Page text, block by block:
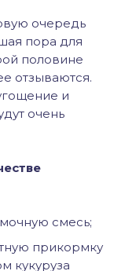
очередь
пора для
половине
отзываются.
и
очень
смесь;
прикормку
кукуруза